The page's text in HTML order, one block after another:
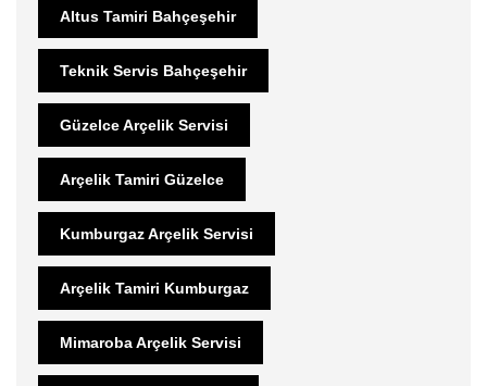
Altus Tamiri Bahçeşehir
Teknik Servis Bahçeşehir
Güzelce Arçelik Servisi
Arçelik Tamiri Güzelce
Kumburgaz Arçelik Servisi
Arçelik Tamiri Kumburgaz
Mimaroba Arçelik Servisi